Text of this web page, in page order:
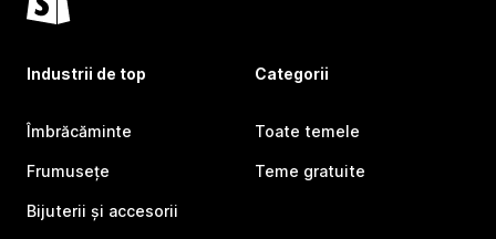
Industrii de top
Îmbrăcăminte
Frumusețe
Bijuterii și accesorii
Categorii
Toate temele
Teme gratuite